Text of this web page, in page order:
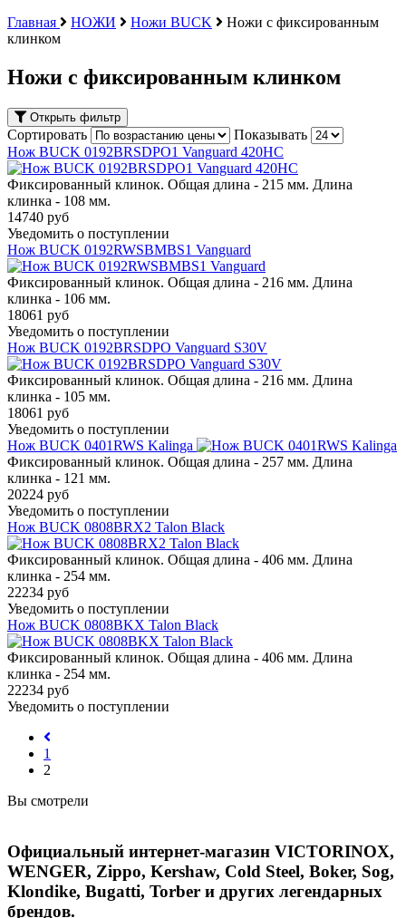
Главная
НОЖИ Ножи BUCK
Ножи с фиксированным
клинком
Ножи с фиксированным клинком
Открыть фильтр
Сортировать
Показывать
Нож BUCK 0192BRSDPO1 Vanguard 420HC
Фиксированный клинок. Общая длина - 215 мм. Длина
клинка - 108 мм.
14740 руб
Уведомить о поступлении
Нож BUCK 0192RWSBMBS1 Vanguard
Фиксированный клинок. Общая длина - 216 мм. Длина
клинка - 106 мм.
18061 руб
Уведомить о поступлении
Нож BUCK 0192BRSDPO Vanguard S30V
Фиксированный клинок. Общая длина - 216 мм. Длина
клинка - 105 мм.
18061 руб
Уведомить о поступлении
Нож BUCK 0401RWS Kalinga
Фиксированный клинок. Общая длина - 257 мм. Длина
клинка - 121 мм.
20224 руб
Уведомить о поступлении
Нож BUCK 0808BRX2 Talon Black
Фиксированный клинок. Общая длина - 406 мм. Длина
клинка - 254 мм.
22234 руб
Уведомить о поступлении
Нож BUCK 0808BKX Talon Black
Фиксированный клинок. Общая длина - 406 мм. Длина
клинка - 254 мм.
22234 руб
Уведомить о поступлении
1
2
Вы смотрели
Официальный интернет-магазин VICTORINOX,
WENGER, Zippo, Kershaw, Cold Steel, Boker, Sog,
Klondike, Bugatti, Torber и других легендарных
брендов.